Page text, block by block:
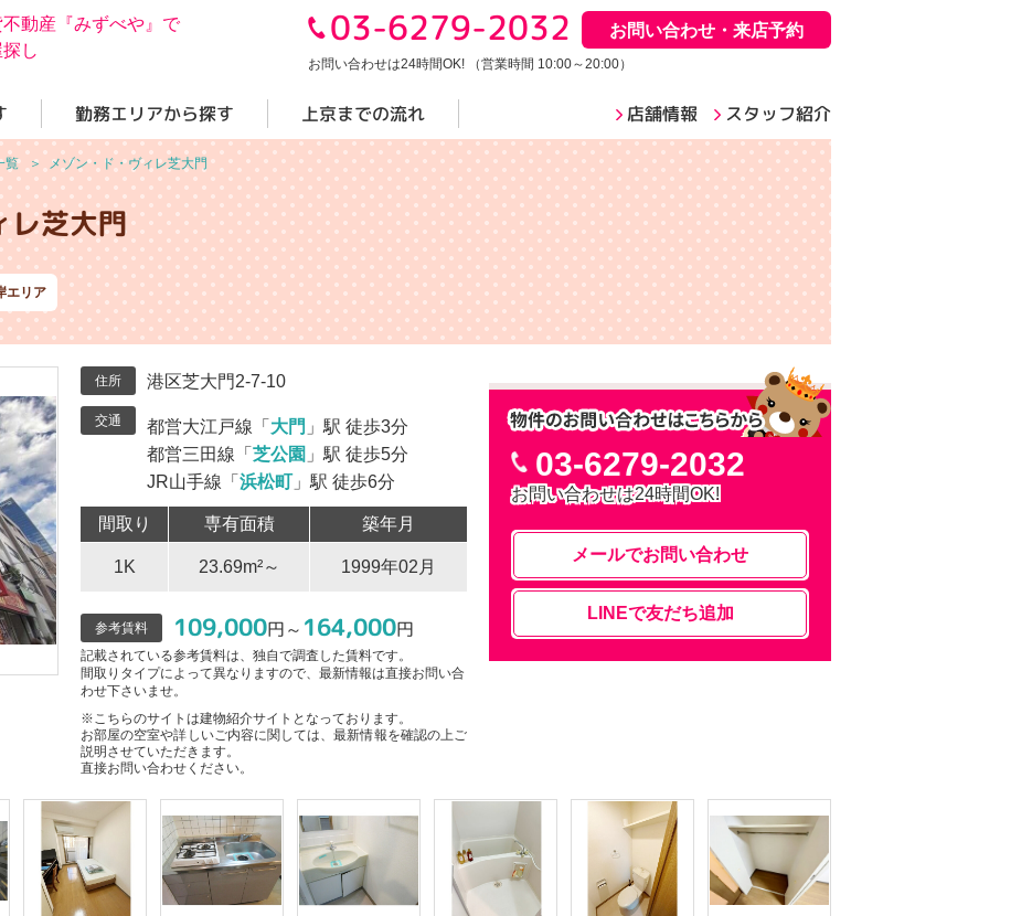
動産『みずべや』で
し
03-6279-2032 お問い合わせ・来店予約
お問い合わせは24時間OK! （営業時間 10:00～20:00）
勤務エリアから探す 上京までの流れ 店舗情報 スタッフ紹介
覧 ＞ メゾン・ド・ヴィレ芝大門
レ芝大門
エリア
住所 港区芝大門2-7-10
交通 都営大江戸線「 大門 」駅 徒歩3分
都営三田線「 芝公園 」駅 徒歩5分
JR山手線「 浜松町 」駅 徒歩6分
間取り 専有面積 築年月
1K 23.69m²～ 1999年02月
参考賃料 109,000円～ 164,000円
記載されている参考賃料は、独自で調査した賃料です。
間取りタイプによって異なりますので、最新情報は直接お問い合
わせ下さいませ。
※こちらのサイトは建物紹介サイトとなっております。
お部屋の空室や詳しいご内容に関しては、最新情報を確認の上ご
説明させていただきます。
直接お問い合わせください。
03-6279-2032
お問い合わせは24時間OK!
メールでお問い合わせ
LINEで友だち追加